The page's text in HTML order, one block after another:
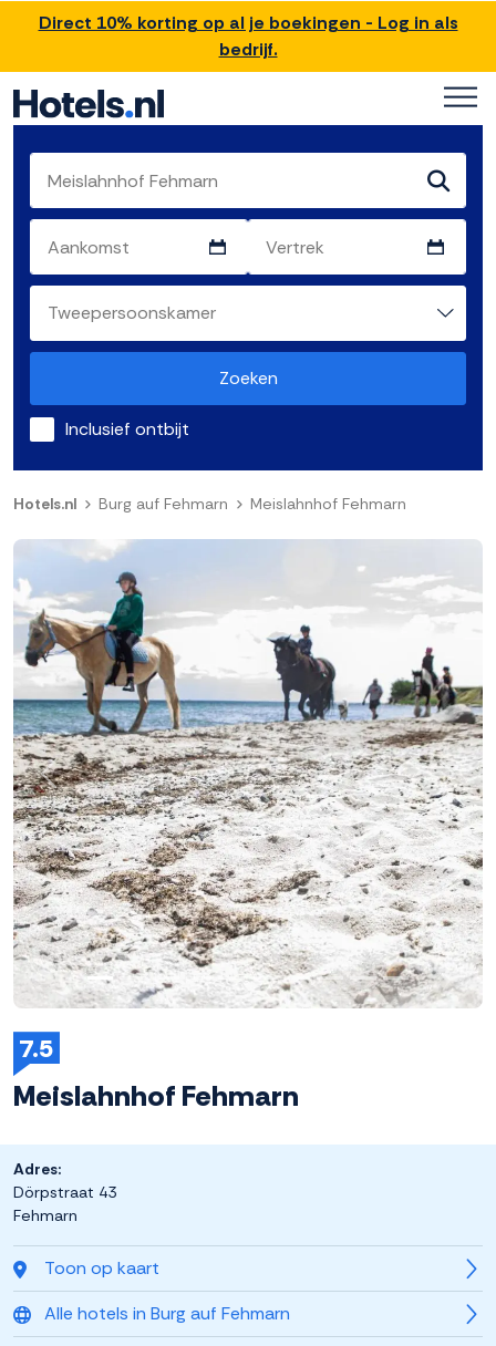
Direct 10% korting op al je boekingen - Log in als
bedrijf.
Zoeken
Inclusief ontbijt
Hotels.nl Burg auf Fehmarn Meislahnhof Fehmarn
7.5
Meislahnhof Fehmarn
Toon op kaart
Alle hotels in Burg auf Fehmarn
Adres:
Dörpstraat 43
Fehmarn